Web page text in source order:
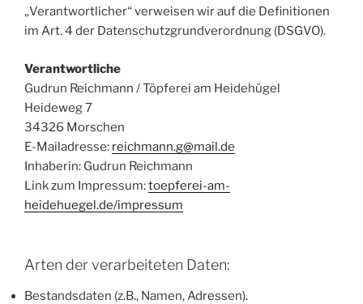
„Verantwortlicher“ verweisen wir auf die Definitionen
im Art. 4 der Datenschutzgrundverordnung (DSGVO).
Verantwortliche
Gudrun Reichmann / Töpferei am Heidehügel
Heideweg 7
34326 Morschen
E-Mailadresse: reichmann.g@mail.de
Inhaberin: Gudrun Reichmann
Link zum Impressum:toepferei-am-
heidehuegel.de/impressum
Arten der verarbeiteten Daten:
Bestandsdaten (z.B., Namen, Adressen).